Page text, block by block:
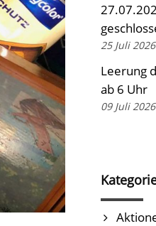
25 Juli 2026
Leerung
ab 6 Uhr
09 Juli 2026